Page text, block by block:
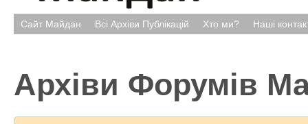
Сайт Майдан Всі Архіви Публікацій Хто ми? Наші
Архіви Форумів